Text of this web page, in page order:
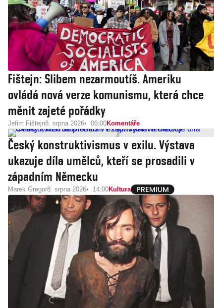
Fištejn: Slibem nezarmoutíš. Ameriku
ovládá nová verze komunismu, která chce
měnit zajeté pořádky
Jefim Fištejn8. srpna 2026 06:00Komentáře
Český konstruktivismus v exilu. Výstava
ukazuje díla umělců, kteří se prosadili v
západním Německu
Marek Gregor8. srpna 2026 14:00Kultura